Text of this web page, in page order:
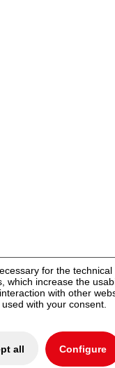
for the
which increase the
with other
with your consent.
all Configure